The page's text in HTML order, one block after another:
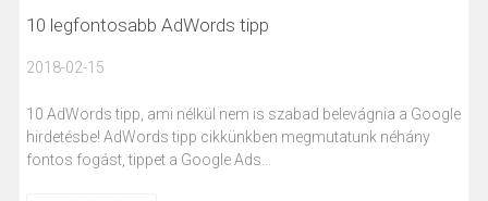
10 legfontosabb AdWords tipp
2018-02-15
10 AdWords tipp, ami nélkül nem is szabad belevágnia a Google
hirdetésbe! AdWords tipp cikkünkben megmutatunk néhány
fontos fogást, tippet a Google Ads…